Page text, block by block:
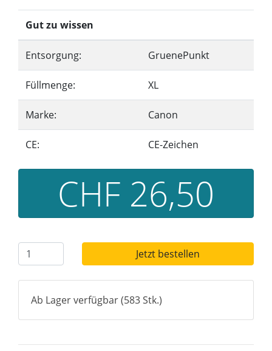
Gut zu wissen
Entsorgung: GruenePunkt
Füllmenge: XL
Marke: Canon
CE: CE-Zeichen
CHF 26,50
Jetzt bestellen
Ab Lager verfügbar (583 Stk.)